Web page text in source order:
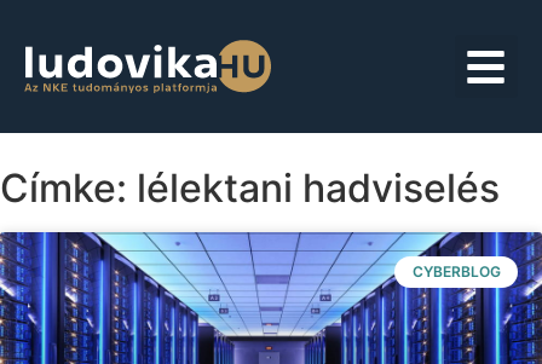
Címke: lélektani hadviselés
CYBERBLOG